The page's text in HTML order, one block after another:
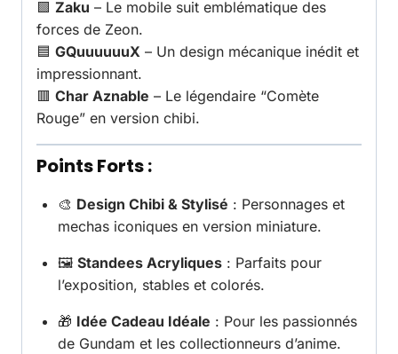
🟩 Zaku – Le mobile suit emblématique des
forces de Zeon.
🟦 GQuuuuuuX – Un design mécanique inédit et
impressionnant.
🟥 Char Aznable – Le légendaire “Comète
Rouge” en version chibi.
Points Forts :
🎨 Design Chibi & Stylisé : Personnages et
mechas iconiques en version miniature.
🖼️ Standees Acryliques : Parfaits pour
l’exposition, stables et colorés.
🎁 Idée Cadeau Idéale : Pour les passionnés
de Gundam et les collectionneurs d’anime.